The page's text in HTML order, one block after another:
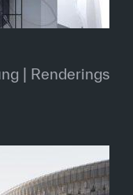
| Renderings